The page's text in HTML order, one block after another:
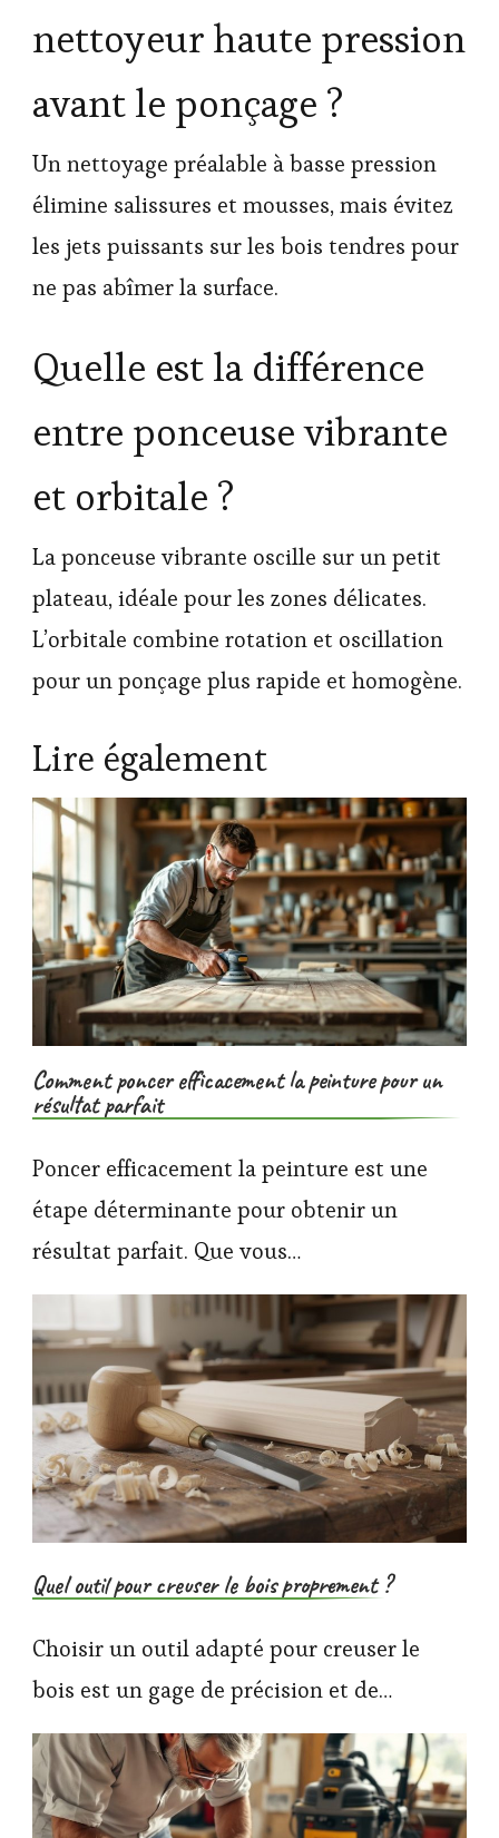
nettoyeur haute pression
avant le ponçage ?
Un nettoyage préalable à basse pression
élimine salissures et mousses, mais évitez
les jets puissants sur les bois tendres pour
ne pas abîmer la surface.
Quelle est la différence
entre ponceuse vibrante
et orbitale ?
La ponceuse vibrante oscille sur un petit
plateau, idéale pour les zones délicates.
L’orbitale combine rotation et oscillation
pour un ponçage plus rapide et homogène.
Lire également
Comment poncer efficacement la peinture pour un
résultat parfait
Poncer efficacement la peinture est une
étape déterminante pour obtenir un
résultat parfait. Que vous…
Quel outil pour creuser le bois proprement ?
Choisir un outil adapté pour creuser le
bois est un gage de précision et de…